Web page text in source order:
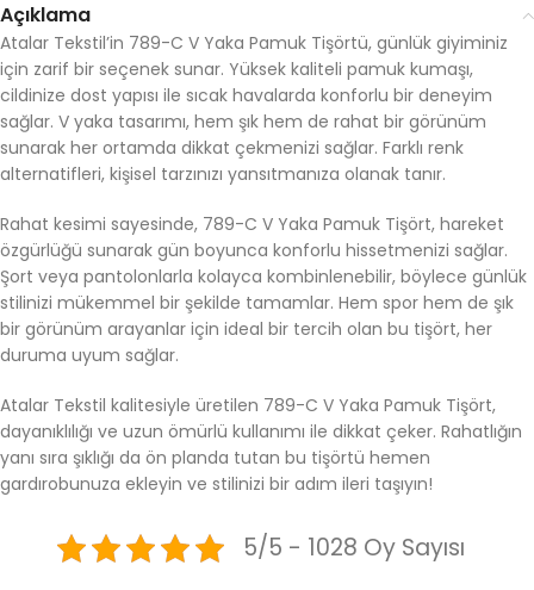
Açıklama
Atalar Tekstil’in 789-C V Yaka Pamuk Tişörtü, günlük giyiminiz
için zarif bir seçenek sunar. Yüksek kaliteli pamuk kumaşı,
cildinize dost yapısı ile sıcak havalarda konforlu bir deneyim
sağlar. V yaka tasarımı, hem şık hem de rahat bir görünüm
sunarak her ortamda dikkat çekmenizi sağlar. Farklı renk
alternatifleri, kişisel tarzınızı yansıtmanıza olanak tanır.
Rahat kesimi sayesinde, 789-C V Yaka Pamuk Tişört, hareket
özgürlüğü sunarak gün boyunca konforlu hissetmenizi sağlar.
Şort veya pantolonlarla kolayca kombinlenebilir, böylece günlük
stilinizi mükemmel bir şekilde tamamlar. Hem spor hem de şık
bir görünüm arayanlar için ideal bir tercih olan bu tişört, her
duruma uyum sağlar.
Atalar Tekstil kalitesiyle üretilen 789-C V Yaka Pamuk Tişört,
dayanıklılığı ve uzun ömürlü kullanımı ile dikkat çeker. Rahatlığın
yanı sıra şıklığı da ön planda tutan bu tişörtü hemen
gardırobunuza ekleyin ve stilinizi bir adım ileri taşıyın!
5/5 - 1028 Oy Sayısı